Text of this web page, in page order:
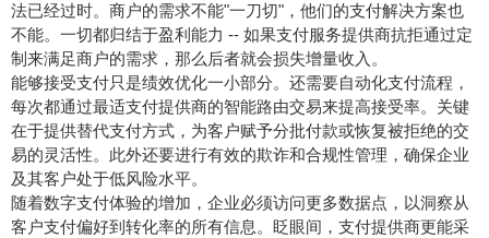
法已经过时。商户的需求不能"一刀切"，他们的支付解决方案也
不能。一切都归结于盈利能力 -- 如果支付服务提供商抗拒通过定
制来满足商户的需求，那么后者就会损失增量收入。
能够接受支付只是绩效优化一小部分。还需要自动化支付流程，
每次都通过最适支付提供商的智能路由交易来提高接受率。关键
在于提供替代支付方式，为客户赋予分批付款或恢复被拒绝的交
易的灵活性。此外还要进行有效的欺诈和合规性管理，确保企业
及其客户处于低风险水平。
随着数字支付体验的增加，企业必须访问更多数据点，以洞察从
客户支付偏好到转化率的所有信息。眨眼间，支付提供商更能采